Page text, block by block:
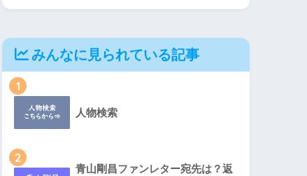
みんなに見られている記事
1
人物検索
2
青山剛昌ファンレター宛先は？返